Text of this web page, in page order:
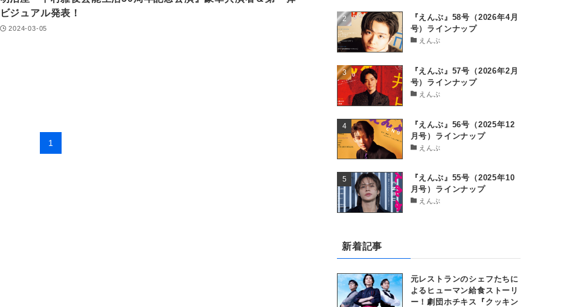
ビジュアル発表！
2024-03-05
1
『えんぶ』58号（2026年4月
号）ラインナップ
えんぶ
『えんぶ』57号（2026年2月
号）ラインナップ
えんぶ
『えんぶ』56号（2025年12
月号）ラインナップ
えんぶ
『えんぶ』55号（2025年10
月号）ラインナップ
えんぶ
新着記事
元レストランのシェフたちに
よるヒューマン給食ストーリ
ー！劇団ホチキス『クッキン